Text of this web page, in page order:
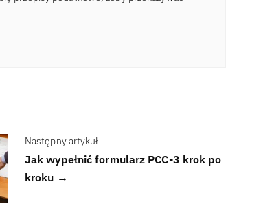
Następny artykuł
Jak wypełnić formularz PCC-3 krok po
kroku →